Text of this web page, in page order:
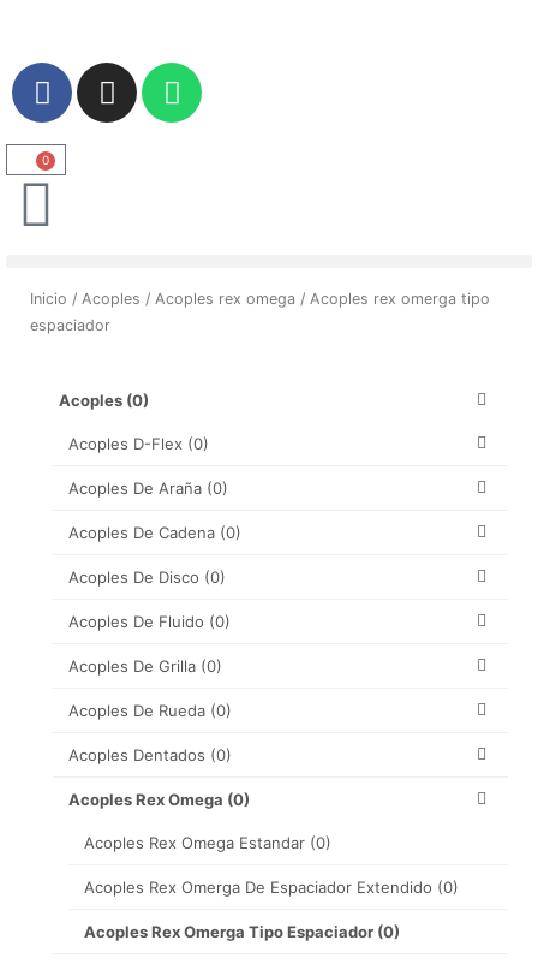
contenido
F
a
c
e
b
o
k
I
n
a
m
W
h
p
0
Carrito
Inicio / Acoples / Acoples rex omega / Acoples rex omerga tipo
espaciador
Acoples (0)
Acoples D-Flex (0)
Acoples De Araña (0)
Acoples De Cadena (0)
Acoples De Disco (0)
Acoples De Fluido (0)
Acoples De Grilla (0)
Acoples De Rueda (0)
Acoples Dentados (0)
Acoples Rex Omega (0)
Acoples Rex Omega Estandar (0)
Acoples Rex Omerga De Espaciador Extendido (0)
Acoples Rex Omerga Tipo Espaciador (0)